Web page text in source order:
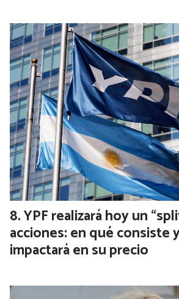
YPF realizará hoy un
acciones: en qué consiste
impactará en su precio